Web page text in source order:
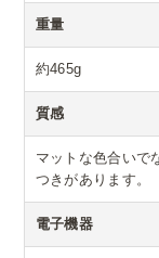
重量
約465g
質感
マットな色合いで
つきがあります。
電子機器